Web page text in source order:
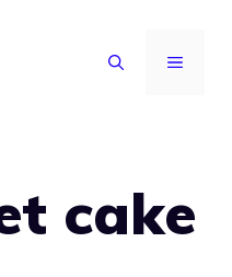
MENU
cake